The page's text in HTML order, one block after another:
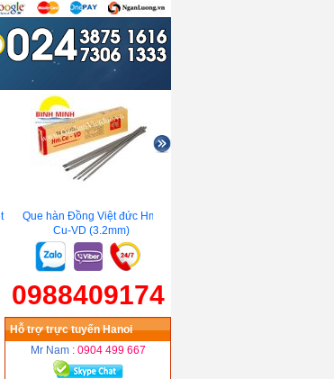
Que hàn Đồng Việt đức Hm-
Cu-VD (3.2mm)
0988409174
Hỗ trợ trực tuyến Hanoi
Mr Nam : 0904 499 667